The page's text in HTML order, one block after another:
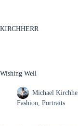
KIRCHHERR
Wishing Well
Michael
Fashion, Portraits